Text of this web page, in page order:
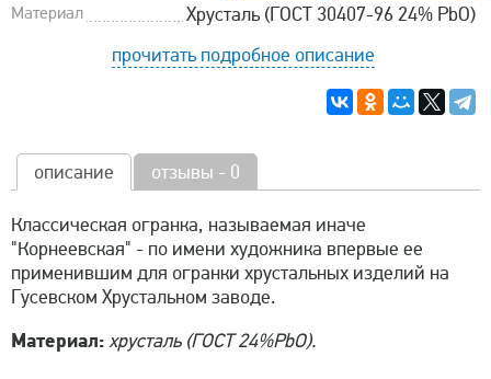
Материал
Хрусталь (ГОСТ 30407-96 24% PbO)
прочитать подробное описание
описание отзывы - 0
Классическая огранка, называемая иначе
"Корнеевская" - по имени художника впервые ее
применившим для огранки хрустальных изделий на
Гусевском Хрустальном заводе.
Материал:хрусталь (ГОСТ 24%PbO).